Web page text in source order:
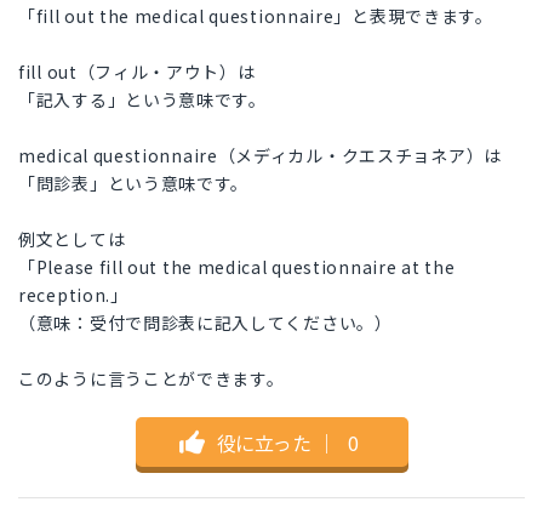
「fill out the medical questionnaire」と表現できます。
fill out（フィル・アウト）は
「記入する」という意味です。
medical questionnaire（メディカル・クエスチョネア）は
「問診表」という意味です。
例文としては
「Please fill out the medical questionnaire at the
reception.」
（意味：受付で問診表に記入してください。）
このように言うことができます。
役に立った ｜ 0